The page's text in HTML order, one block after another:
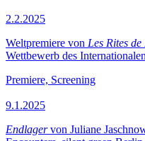
2.2.2025
Weltpremiere von Les Rites de
Wettbewerb des
Premiere, Screening
9.1.2025
Endlagervon Juliane